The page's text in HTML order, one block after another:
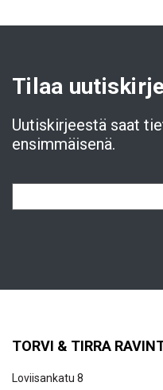
Tilaa uutiskirje
Uutiskirjeestä saat
ensimmäisenä.
TORVI & TIRRA
Loviisankatu 8